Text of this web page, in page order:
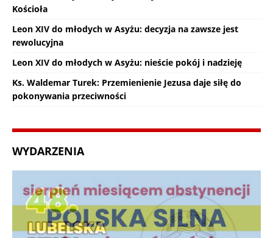
Kościoła
Leon XIV do młodych w Asyżu: decyzja na zawsze jest
rewolucyjna
Leon XIV do młodych w Asyżu: nieście pokój i nadzieję
Ks. Waldemar Turek: Przemienienie Jezusa daje siłę do
pokonywania przeciwności
WYDARZENIA